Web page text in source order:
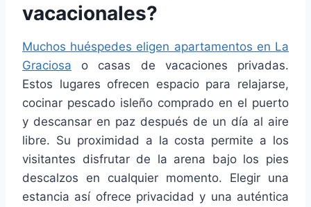
vacacionales?
Muchos huéspedes eligen apartamentos en La
Graciosa o casas de vacaciones privadas.
Estos lugares ofrecen espacio para relajarse,
cocinar pescado isleño comprado en el puerto
y descansar en paz después de un día al aire
libre. Su proximidad a la costa permite a los
visitantes disfrutar de la arena bajo los pies
descalzos en cualquier momento. Elegir una
estancia así ofrece privacidad y una auténtica